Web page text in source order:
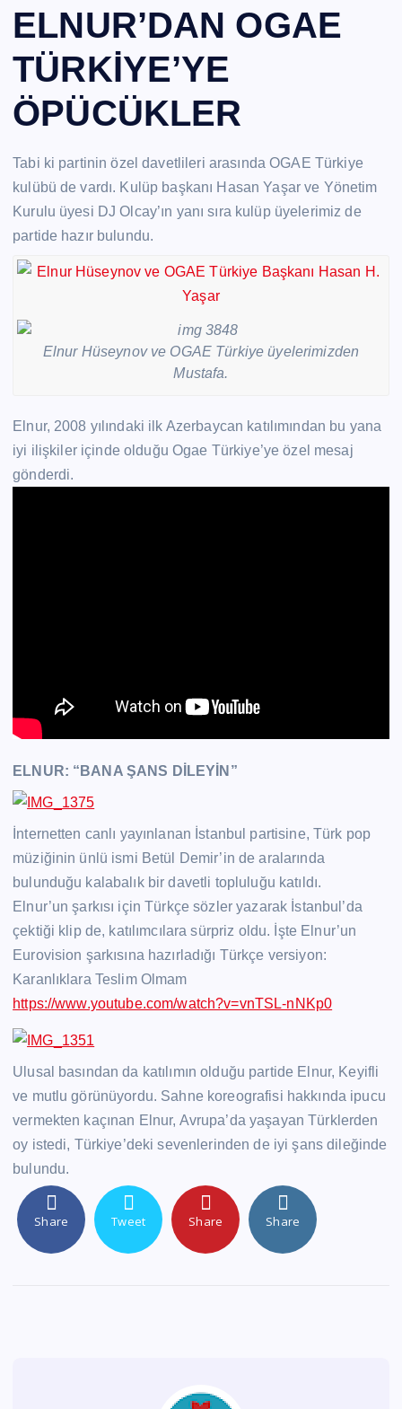
ELNUR’DAN OGAE
TÜRKİYE’YE
ÖPÜCÜKLER
Tabi ki partinin özel davetlileri arasında OGAE Türkiye
kulübü de vardı. Kulüp başkanı Hasan Yaşar ve Yönetim
Kurulu üyesi DJ Olcay’ın yanı sıra kulüp üyelerimiz de
partide hazır bulundu.
Elnur Hüseynov ve OGAE Türkiye üyelerimizden
Mustafa.
Elnur, 2008 yılındaki ilk Azerbaycan katılımından bu yana
iyi ilişkiler içinde olduğu Ogae Türkiye’ye özel mesaj
gönderdi.
ELNUR: “BANA ŞANS DİLEYİN”
İnternetten canlı yayınlanan İstanbul partisine, Türk pop
müziğinin ünlü ismi Betül Demir’in de aralarında
bulunduğu kalabalık bir davetli topluluğu katıldı.
Elnur’un şarkısı için Türkçe sözler yazarak İstanbul’da
çektiği klip de, katılımcılara sürpriz oldu. İşte Elnur’un
Eurovision şarkısına hazırladığı Türkçe versiyon:
Karanlıklara Teslim Olmam
https://www.youtube.com/watch?v=vnTSL-nNKp0
Ulusal basından da katılımın olduğu partide Elnur, Keyifli
ve mutlu görünüyordu. Sahne koreografisi hakkında ipucu
vermekten kaçınan Elnur, Avrupa’da yaşayan Türklerden
oy istedi, Türkiye’deki sevenlerinden de iyi şans dileğinde
bulundu.
Share Tweet Share Share